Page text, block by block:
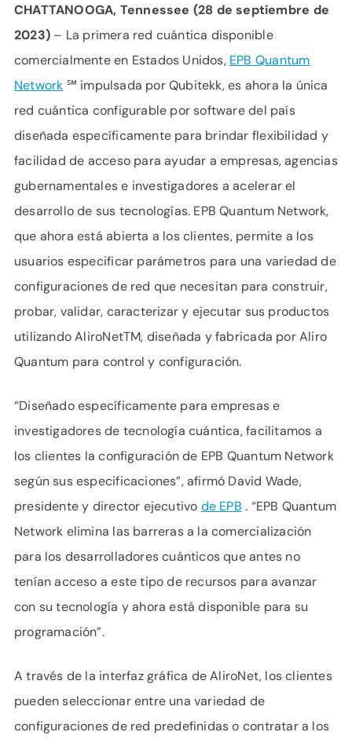
CHATTANOOGA, Tennessee (28 de septiembre de
2023) – La primera red cuántica disponible
comercialmente en Estados Unidos, EPB Quantum
Network ℠ impulsada por Qubitekk, es ahora la única
red cuántica configurable por software del país
diseñada específicamente para brindar flexibilidad y
facilidad de acceso para ayudar a empresas, agencias
gubernamentales e investigadores a acelerar el
desarrollo de sus tecnologías. EPB Quantum Network,
que ahora está abierta a los clientes, permite a los
usuarios especificar parámetros para una variedad de
configuraciones de red que necesitan para construir,
probar, validar, caracterizar y ejecutar sus productos
utilizando AliroNetTM, diseñada y fabricada por Aliro
Quantum para control y configuración.
“Diseñado específicamente para empresas e
investigadores de tecnología cuántica, facilitamos a
los clientes la configuración de EPB Quantum Network
según sus especificaciones”, afirmó David Wade,
presidente y director ejecutivo de EPB . “EPB Quantum
Network elimina las barreras a la comercialización
para los desarrolladores cuánticos que antes no
tenían acceso a este tipo de recursos para avanzar
con su tecnología y ahora está disponible para su
programación”.
A través de la interfaz gráfica de AliroNet, los clientes
pueden seleccionar entre una variedad de
configuraciones de red predefinidas o contratar a los